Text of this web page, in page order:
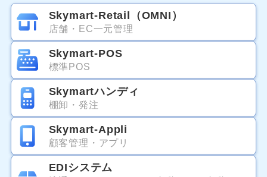
Skymart-Retail（OMNI）
店舗・EC一元管理
Skymart-POS
標準POS
Skymartハンディ
棚卸・発注
Skymart-Appli
顧客管理・アプリ
EDIシステム